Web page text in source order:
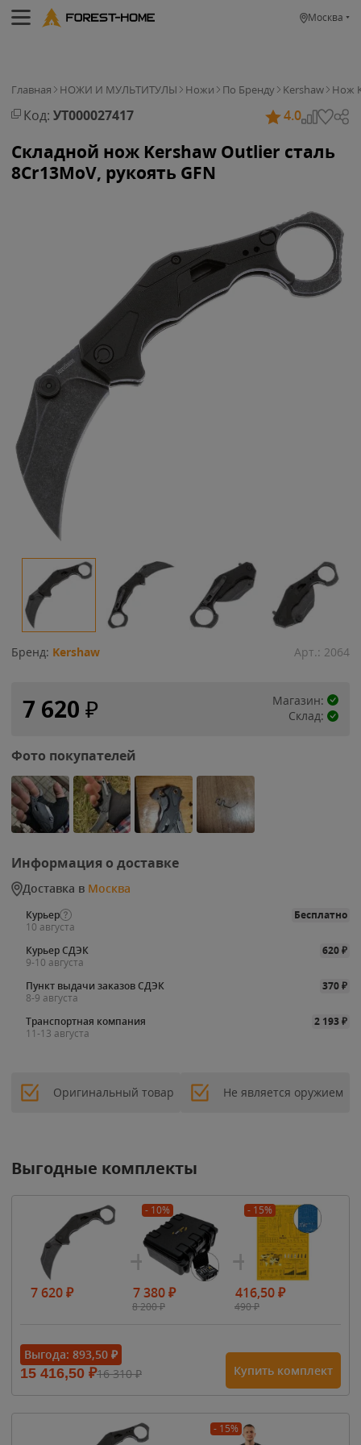
Москва
Главная НОЖИ И МУЛЬТИТУЛЫ Ножи По Бренду Kershaw Нож
Код: УТ000027417 4.0
Складной нож Kershaw Outlier сталь
8Cr13MoV, рукоять GFN
Бренд: Kershaw Арт.: 2064
7 620 ₽
Магазин:
Склад:
Фото покупателей
Информация о доставке
Доставка в Москва
Курьер
Бесплатно
10 августа
Курьер СДЭК
620₽
9-10 августа
Пункт выдачи заказов СДЭК
370₽
8-9 августа
Транспортная компания
2 193₽
11-13 августа
Оригинальный товар Не является оружием
Выгодные комплекты
7 620₽
- 10%
7 380₽
8 200₽
- 15%
416,50₽
490₽
Выгода: 893,50 ₽
15 416,50 ₽16 310₽ Купить комплект
- 15%